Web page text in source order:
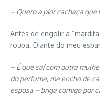
– Quero a pior cachaça que
Antes de engolir a
roupa. Diante do meu
– É que saí com outra
do perfume, me encho de
esposa – briga comigo por